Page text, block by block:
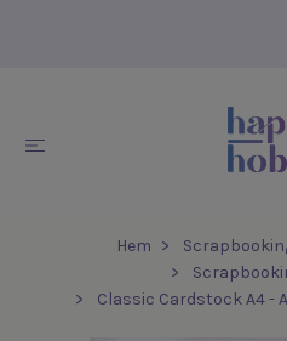
Hem
Classic Cardstock A4 -